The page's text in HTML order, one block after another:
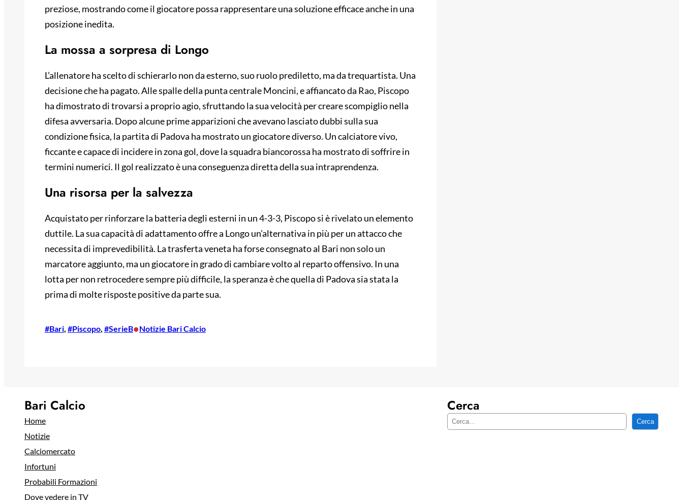
preziose, mostrando come il giocatore possa rappresentare una soluzione efficace anche in una
posizione inedita.
La mossa a sorpresa di Longo
L’allenatore ha scelto di schierarlo non da esterno, suo ruolo prediletto, ma da trequartista. Una
decisione che ha pagato. Alle spalle della punta centrale Moncini, e affiancato da Rao, Piscopo
ha dimostrato di trovarsi a proprio agio, sfruttando la sua velocità per creare scompiglio nella
difesa avversaria. Dopo alcune prime apparizioni che avevano lasciato dubbi sulla sua
condizione fisica, la partita di Padova ha mostrato un giocatore diverso. Un calciatore vivo,
ficcante e capace di incidere in zona gol, dove la squadra biancorossa ha mostrato di soffrire in
termini numerici. Il gol realizzato è una conseguenza diretta della sua intraprendenza.
Una risorsa per la salvezza
Acquistato per rinforzare la batteria degli esterni in un 4-3-3, Piscopo si è rivelato un elemento
duttile. La sua capacità di adattamento offre a Longo un’alternativa in più per un attacco che
necessita di imprevedibilità. La trasferta veneta ha forse consegnato al Bari non solo un
marcatore aggiunto, ma un giocatore in grado di cambiare volto al reparto offensivo. In una
lotta per non retrocedere sempre più difficile, la speranza è che quella di Padova sia stata la
prima di molte risposte positive da parte sua.
#Bari, #Piscopo, #SerieB•Notizie Bari Calcio
Bari Calcio
Home
Notizie
Calciomercato
Infortuni
Probabili Formazioni
Dove vedere in TV
Cerca
C
Cerca